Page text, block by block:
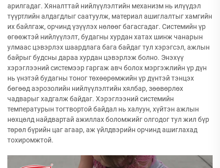
арилгадаг. Хяналттай нийлүүлэлтийн механизм нь илүүдэл
түүртлийн алдагдлыг саатуулж, материал ашиглалтыг хамгийн
их байлгаж, орчинд үзүүлэх нөлөөг багасгадаг. Системийн үр
өгөөжтэй нийлүүлэлт, будагны хурдан хатах шинж чанарын
улмаас цэвэрлэх шаардлага бага байдаг тул хэрэгсэл, ажлын
байрыг будсны дараа хурдан цэвэрлэж болно. Энэхүү
хэрэглээний системээр гаргаж авч болох мэргэжлийн үр дүн
нь үнэтэй будагны тоног төхөөрөмжийн үр дүнтэй тэнцэх
бөгөөд аэрозолийн нийлүүлэлтийн хялбар, зөөвөрлөх
чадварыг хадгалж байдаг. Хэрэглээний системийн
температурын тогтвортой байдал нь халуун, хүйтэн ажлын
нөхцөлд найдвартай ажиллах боломжийг олгодог тул жил бүр
төрөл бүрийн цаг агаар, аж үйлдвэрийн орчинд ашиглахад
тохиромжтой.